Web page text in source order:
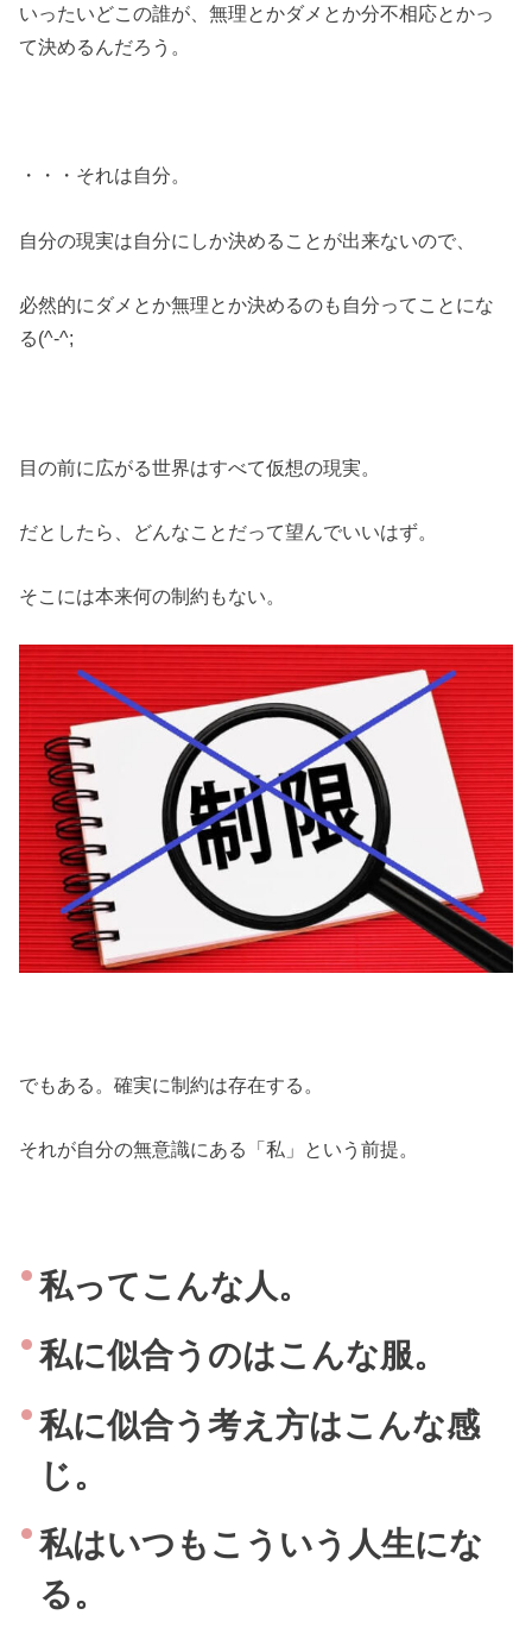
いったいどこの誰が、無理とかダメとか分不相応とかっ
て決めるんだろう。
・・・それは自分。
自分の現実は自分にしか決めることが出来ないので、
必然的にダメとか無理とか決めるのも自分ってことにな
る(^-^;
目の前に広がる世界はすべて仮想の現実。
だとしたら、どんなことだって望んでいいはず。
そこには本来何の制約もない。
でもある。確実に制約は存在する。
それが自分の無意識にある「私」という前提。
私ってこんな人。
私に似合うのはこんな服。
私に似合う考え方はこんな感
じ。
私はいつもこういう人生にな
る。